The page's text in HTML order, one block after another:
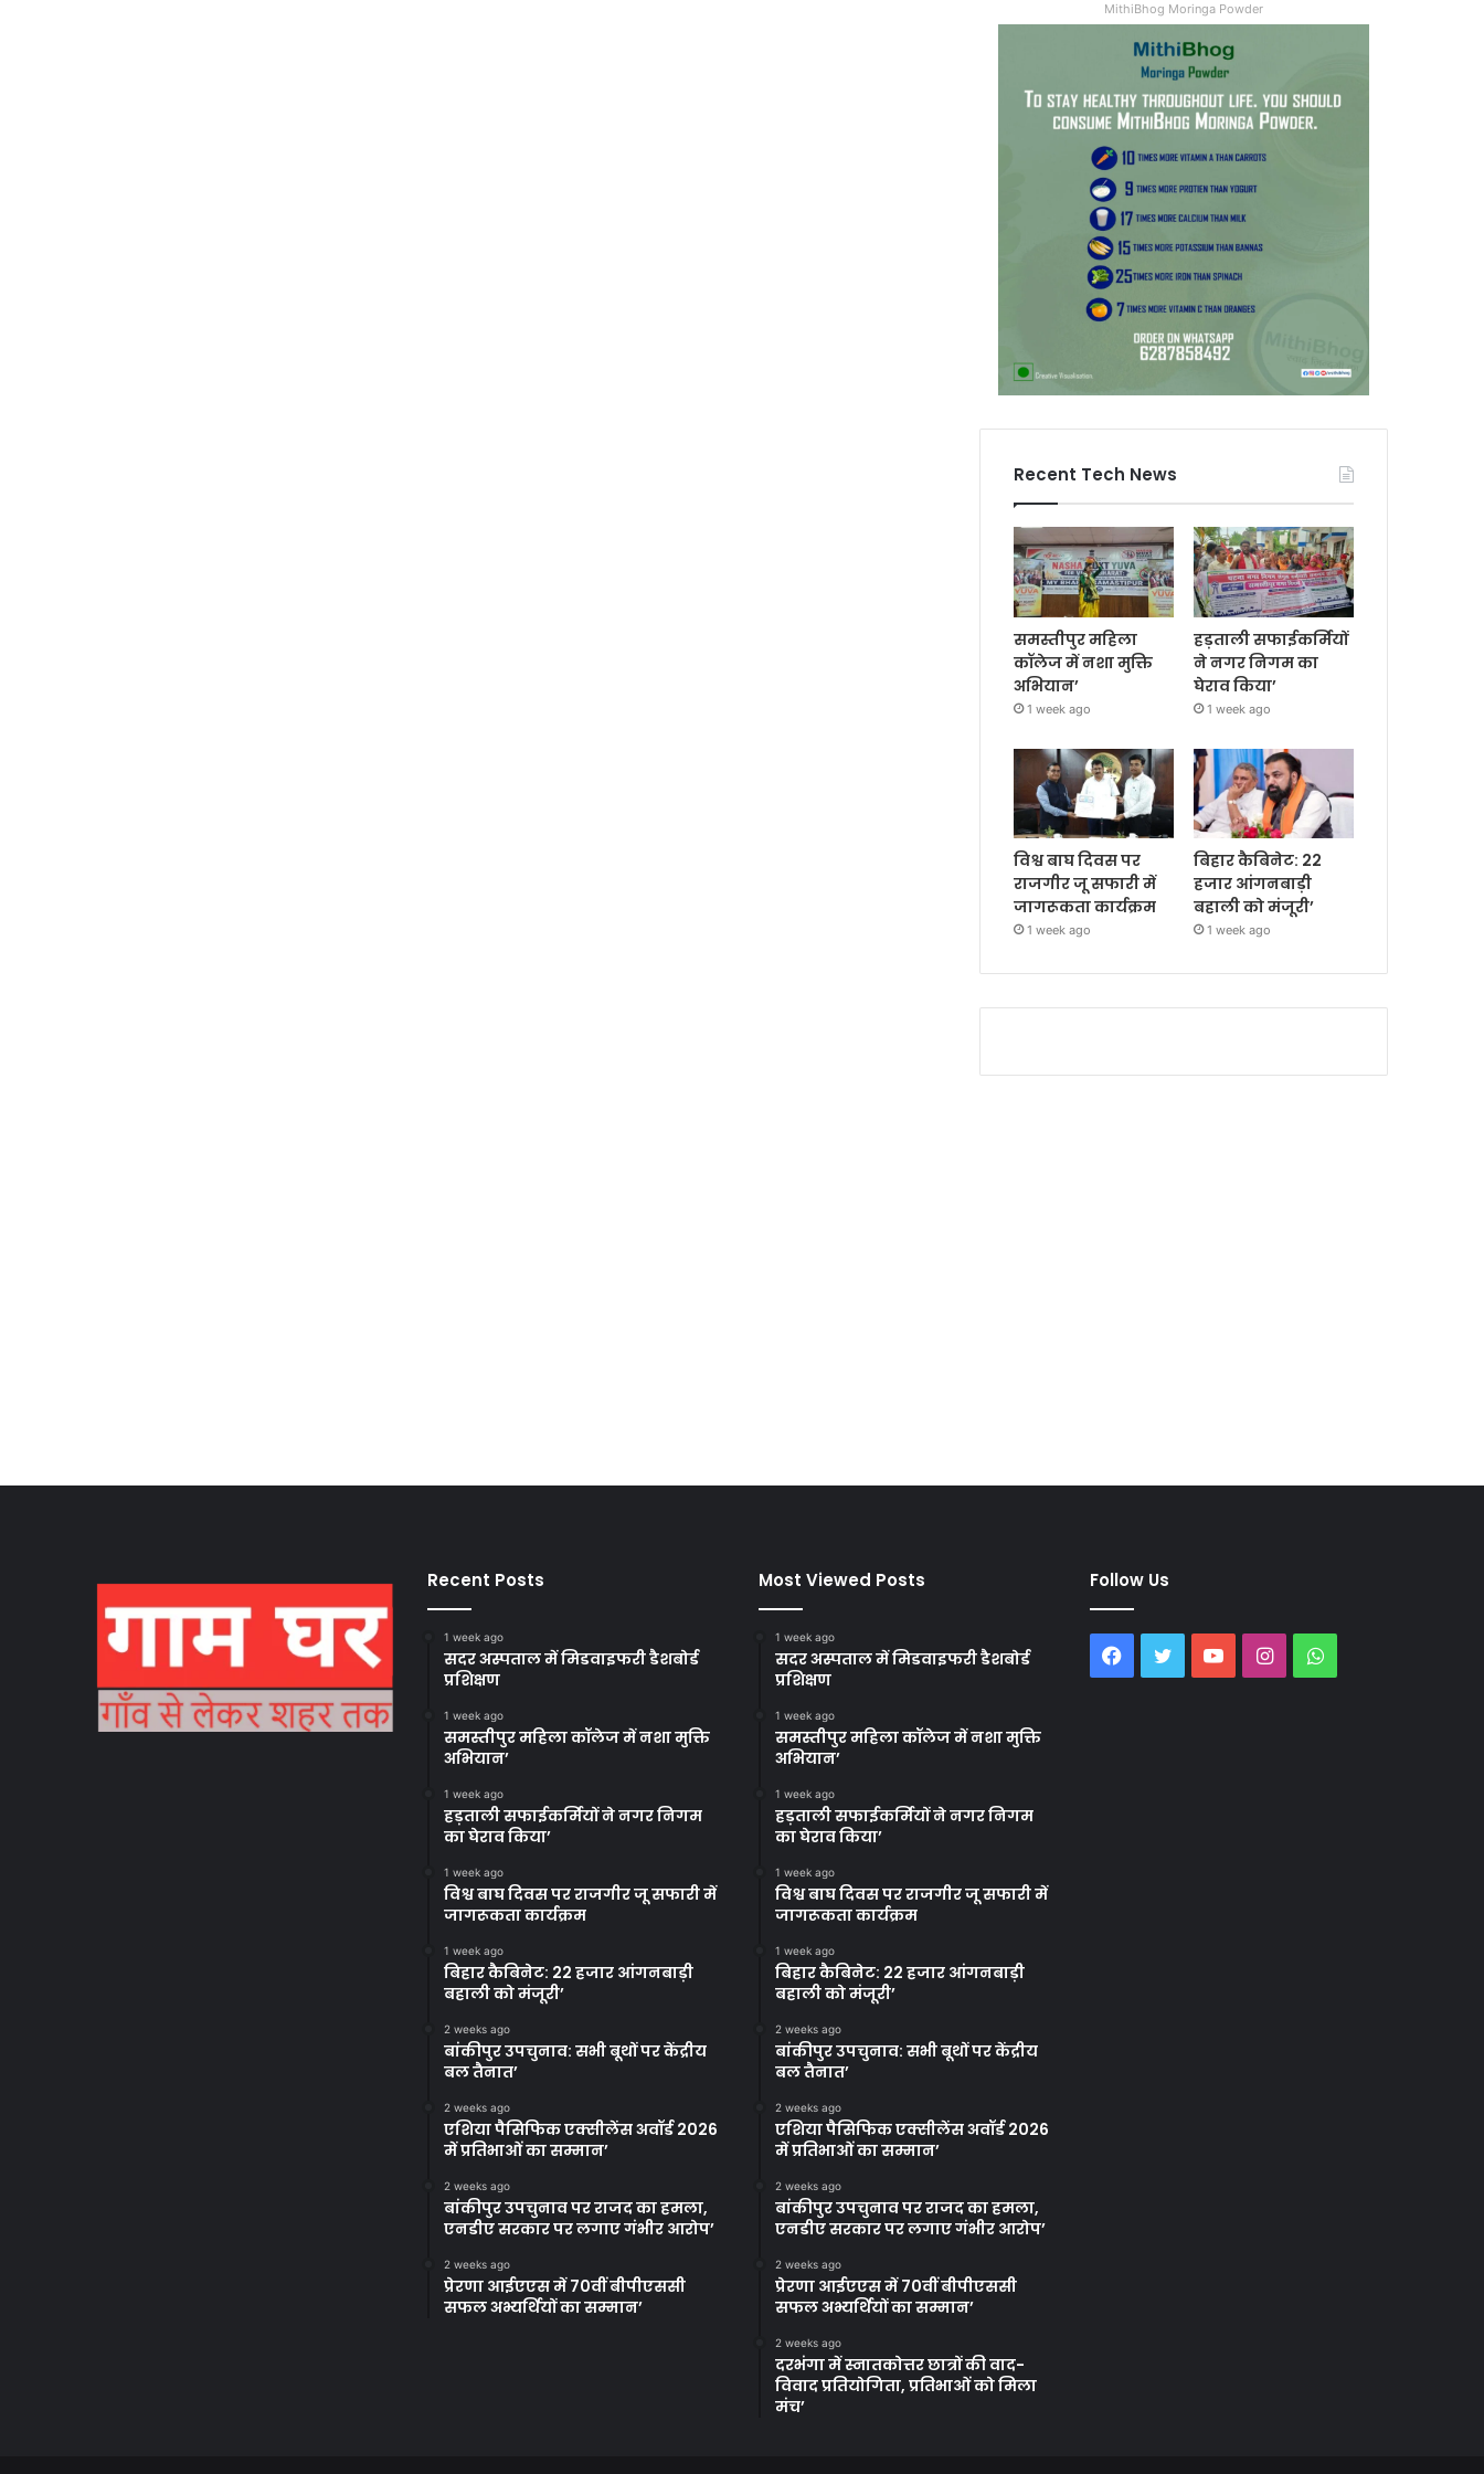
MithiBhog Moringa Powder
Recent Tech News
समस्तीपुर महिला
कॉलेज में नशा मुक्ति
अभियान’
1 week ago
हड़ताली सफाईकर्मियों
ने नगर निगम का
घेराव किया’
1 week ago
विश्व बाघ दिवस पर
राजगीर जू सफारी में
जागरूकता कार्यक्रम
1 week ago
बिहार कैबिनेट: 22
हजार आंगनबाड़ी
बहाली को मंजूरी’
1 week ago
Recent Posts
1 week ago
सदर अस्पताल में मिडवाइफरी डैशबोर्ड
प्रशिक्षण
1 week ago
समस्तीपुर महिला कॉलेज में नशा मुक्ति
अभियान’
1 week ago
हड़ताली सफाईकर्मियों ने नगर निगम
का घेराव किया’
1 week ago
विश्व बाघ दिवस पर राजगीर जू सफारी में
जागरूकता कार्यक्रम
1 week ago
बिहार कैबिनेट: 22 हजार आंगनबाड़ी
बहाली को मंजूरी’
2 weeks ago
बांकीपुर उपचुनाव: सभी बूथों पर केंद्रीय
बल तैनात’
2 weeks ago
एशिया पैसिफिक एक्सीलेंस अवॉर्ड 2026
में प्रतिभाओं का सम्मान’
2 weeks ago
बांकीपुर उपचुनाव पर राजद का हमला,
एनडीए सरकार पर लगाए गंभीर आरोप’
2 weeks ago
प्रेरणा आईएएस में 70वीं बीपीएससी
सफल अभ्यर्थियों का सम्मान’
Most Viewed Posts
1 week ago
सदर अस्पताल में मिडवाइफरी डैशबोर्ड
प्रशिक्षण
1 week ago
समस्तीपुर महिला कॉलेज में नशा मुक्ति
अभियान’
1 week ago
हड़ताली सफाईकर्मियों ने नगर निगम
का घेराव किया’
1 week ago
विश्व बाघ दिवस पर राजगीर जू सफारी में
जागरूकता कार्यक्रम
1 week ago
बिहार कैबिनेट: 22 हजार आंगनबाड़ी
बहाली को मंजूरी’
2 weeks ago
बांकीपुर उपचुनाव: सभी बूथों पर केंद्रीय
बल तैनात’
2 weeks ago
एशिया पैसिफिक एक्सीलेंस अवॉर्ड 2026
में प्रतिभाओं का सम्मान’
2 weeks ago
बांकीपुर उपचुनाव पर राजद का हमला,
एनडीए सरकार पर लगाए गंभीर आरोप’
2 weeks ago
प्रेरणा आईएएस में 70वीं बीपीएससी
सफल अभ्यर्थियों का सम्मान’
2 weeks ago
दरभंगा में स्नातकोत्तर छात्रों की वाद-
विवाद प्रतियोगिता, प्रतिभाओं को मिला
मंच’
Follow Us
Facebook
TwitterYouTubeInstagramWhatsApp